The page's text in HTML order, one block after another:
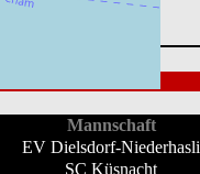
Mannschaft
EV Dielsdorf-Niederhasli
SC Küsnacht